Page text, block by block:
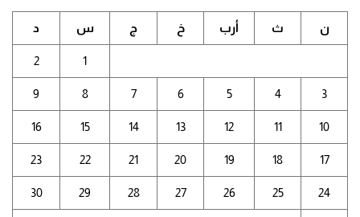
ن ث أرب خ ج س د
1
2
3
4
5
6
7
8
9
10
11
12
13
14
15
16
17
18
19
20
21
22
23
24
25
26
27
28
29
30